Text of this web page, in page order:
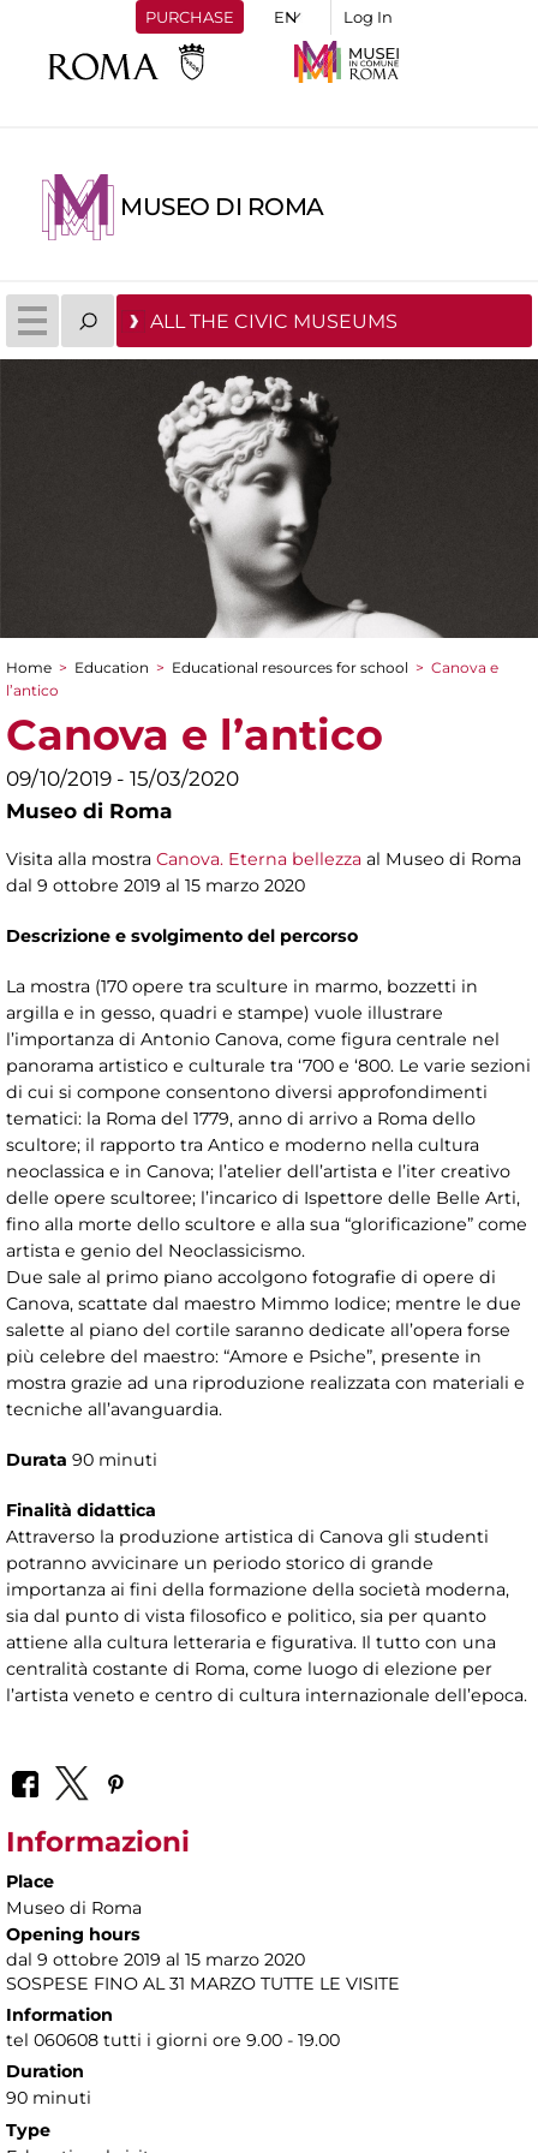
PURCHASE Log In
MUSEO DI ROMA
ALL THE CIVIC MUSEUMS
You are here
Home > Education > Educational resources for school > Canova e
l’antico
Canova e l’antico
09/10/2019 - 15/03/2020
Museo di Roma
Visita alla mostra Canova. Eterna bellezza al Museo di Roma
dal 9 ottobre 2019 al 15 marzo 2020
Descrizione e svolgimento del percorso
La mostra (170 opere tra sculture in marmo, bozzetti in
argilla e in gesso, quadri e stampe) vuole illustrare
l’importanza di Antonio Canova, come figura centrale nel
panorama artistico e culturale tra ‘700 e ‘800. Le varie sezioni
di cui si compone consentono diversi approfondimenti
tematici: la Roma del 1779, anno di arrivo a Roma dello
scultore; il rapporto tra Antico e moderno nella cultura
neoclassica e in Canova; l’atelier dell’artista e l’iter creativo
delle opere scultoree; l’incarico di Ispettore delle Belle Arti,
fino alla morte dello scultore e alla sua “glorificazione” come
artista e genio del Neoclassicismo.
Due sale al primo piano accolgono fotografie di opere di
Canova, scattate dal maestro Mimmo Iodice; mentre le due
salette al piano del cortile saranno dedicate all’opera forse
più celebre del maestro: “Amore e Psiche”, presente in
mostra grazie ad una riproduzione realizzata con materiali e
tecniche all’avanguardia.
Durata 90 minuti
Finalità didattica
Attraverso la produzione artistica di Canova gli studenti
potranno avvicinare un periodo storico di grande
importanza ai fini della formazione della società moderna,
sia dal punto di vista filosofico e politico, sia per quanto
attiene alla cultura letteraria e figurativa. Il tutto con una
centralità costante di Roma, come luogo di elezione per
l’artista veneto e centro di cultura internazionale dell’epoca.
Informazioni
Place
Museo di Roma
Opening hours
dal 9 ottobre 2019 al 15 marzo 2020
SOSPESE FINO AL 31 MARZO TUTTE LE VISITE
Information
tel 060608 tutti i giorni ore 9.00 - 19.00
Duration
90 minuti
Type